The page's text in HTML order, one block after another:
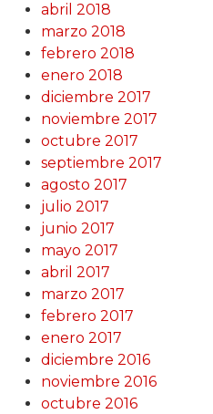
abril 2018
marzo 2018
febrero 2018
enero 2018
diciembre 2017
noviembre 2017
octubre 2017
septiembre 2017
agosto 2017
julio 2017
junio 2017
mayo 2017
abril 2017
marzo 2017
febrero 2017
enero 2017
diciembre 2016
noviembre 2016
octubre 2016